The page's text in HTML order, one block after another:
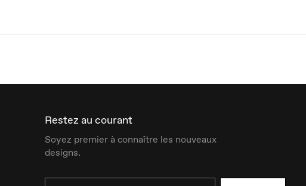
Restez au courant
Soyez premier à connaître les nouveaux
designs.